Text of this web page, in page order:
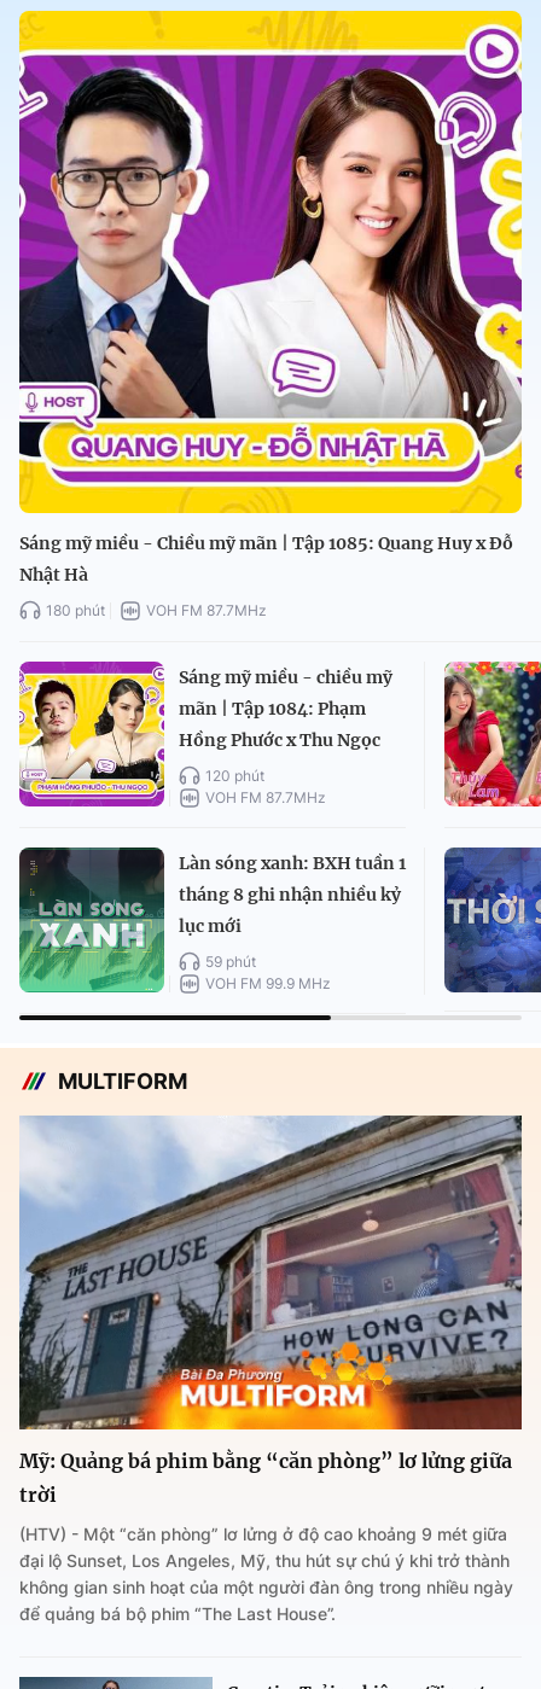
Sáng mỹ miều - Chiều mỹ mãn | Tập 1085: Quang Huy x Đỗ
Nhật Hà
180 phút VOH FM 87.7MHz
Sáng mỹ miều - chiều mỹ
mãn | Tập 1084: Phạm
Hồng Phước x Thu Ngọc
120 phút
VOH FM 87.7MHz
Làn sóng xanh: BXH tuần 1
tháng 8 ghi nhận nhiều kỷ
lục mới
59 phút
VOH FM 99.9 MHz
MULTIFORM
Mỹ: Quảng bá phim bằng “căn phòng” lơ lửng giữa
trời
(HTV) - Một “căn phòng” lơ lửng ở độ cao khoảng 9 mét giữa
đại lộ Sunset, Los Angeles, Mỹ, thu hút sự chú ý khi trở thành
không gian sinh hoạt của một người đàn ông trong nhiều ngày
để quảng bá bộ phim “The Last House”.